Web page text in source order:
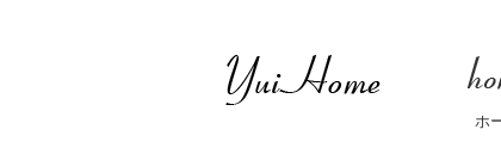
ホ